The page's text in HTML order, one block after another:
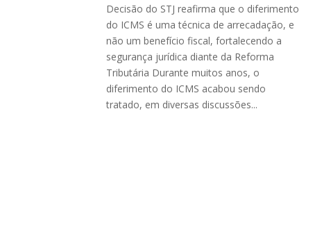
Decisão do STJ reafirma que o diferimento
do ICMS é uma técnica de arrecadação, e
não um benefício fiscal, fortalecendo a
segurança jurídica diante da Reforma
Tributária Durante muitos anos, o
diferimento do ICMS acabou sendo
tratado, em diversas discussões...